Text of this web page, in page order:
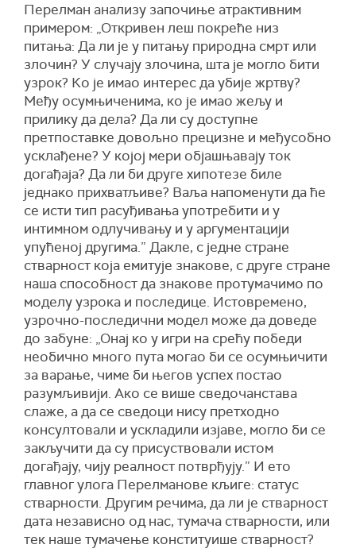
Перелман анализу започиње атрактивним
примером: „Откривен леш покреће низ
питања: Да ли је у питању природна смрт или
злочин? У случају злочина, шта је могло бити
узрок? Ко је имао интерес да убије жртву?
Међу осумњиченима, ко је имао жељу и
прилику да дела? Да ли су доступне
претпоставке довољно прецизне и међусобно
усклађене? У којој мери објашњавају ток
догађаја? Да ли би друге хипотезе биле
једнако прихватљиве? Ваља напоменути да ће
се исти тип расуђивања употребити и у
интимном одлучивању и у аргументацији
упућеној другима.” Дакле, с једне стране
стварност која емитује знакове, с друге стране
наша способност да знакове протумачимо по
моделу узрока и последице. Истовремено,
узрочно-последични модел може да доведе
до забуне: „Онај ко у игри на срећу победи
необично много пута могао би се осумњичити
за варање, чиме би његов успех постао
разумљивији. Ако се више сведочанстава
слаже, а да се сведоци нису претходно
консултовали и ускладили изјаве, могло би се
закључити да су присуствовали истом
догађају, чију реалност потврђују.” И ето
главног улога Перелманове кљиге: статус
стварности. Другим речима, да ли је стварност
дата независно од нас, тумача стварности, или
тек наше тумачење конституише стварност?